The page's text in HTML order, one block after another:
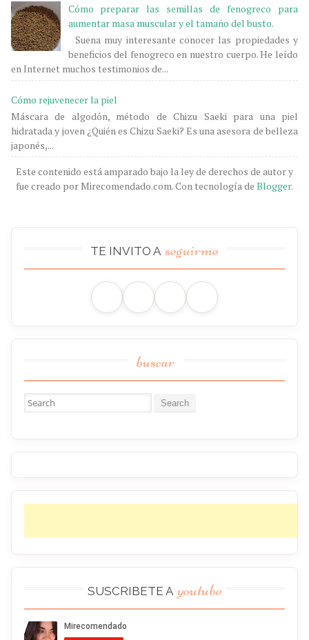
Cómo preparar las semillas de fenogreco para
aumentar masa muscular y el tamaño del busto.
Suena muy interesante conocer las propiedades y
beneficios del fenogreco en nuestro cuerpo. He leído
en Internet muchos testimonios de...
Cómo rejuvenecer la piel
Máscara de algodón, método de Chizu Saeki para una piel
hidratada y joven ¿Quién es Chizu Saeki? Es una asesora de belleza
japonés,...
Este contenido está amparado bajo la ley de derechos de autor y
fue creado por Mirecomendado.com. Con tecnología de Blogger.
TE INVITO A seguirme
buscar
Buscar:
SUSCRIBETE A youtube